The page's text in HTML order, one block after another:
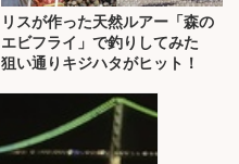
リスが作った天然ルアー「森の
エビフライ」で釣りしてみた
狙い通りキジハタがヒット！